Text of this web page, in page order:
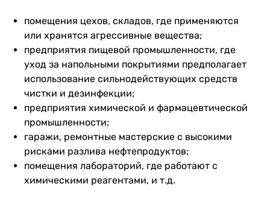
помещения цехов, складов, где применяются
или хранятся агрессивные вещества;
предприятия пищевой промышленности, где
уход за напольными покрытиями предполагает
использование сильнодействующих средств
чистки и дезинфекции;
предприятия химической и фармацевтической
промышленности;
гаражи, ремонтные мастерские с высокими
рисками разлива нефтепродуктов;
помещения лабораторий, где работают с
химическими реагентами, и т.д.